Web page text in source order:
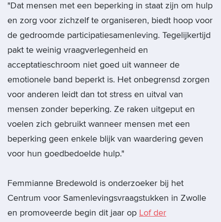
"Dat mensen met een beperking in staat zijn om hulp
en zorg voor zichzelf te organiseren, biedt hoop voor
de gedroomde participatiesamenleving. Tegelijkertijd
pakt te weinig vraagverlegenheid en
acceptatieschroom niet goed uit wanneer de
emotionele band beperkt is. Het onbegrensd zorgen
voor anderen leidt dan tot stress en uitval van
mensen zonder beperking. Ze raken uitgeput en
voelen zich gebruikt wanneer mensen met een
beperking geen enkele blijk van waardering geven
voor hun goedbedoelde hulp."
Femmianne Bredewold is onderzoeker bij het
Centrum voor Samenlevingsvraagstukken in Zwolle
en promoveerde begin dit jaar op Lof der